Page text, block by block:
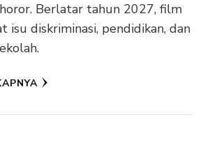
Berlatar tahun 2027, film
isu diskriminasi, pendidikan, dan